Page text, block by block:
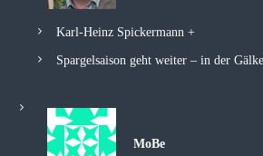
Karl-Heinz Spickermann +
Spargelsaison geht weiter – in der
MoBe